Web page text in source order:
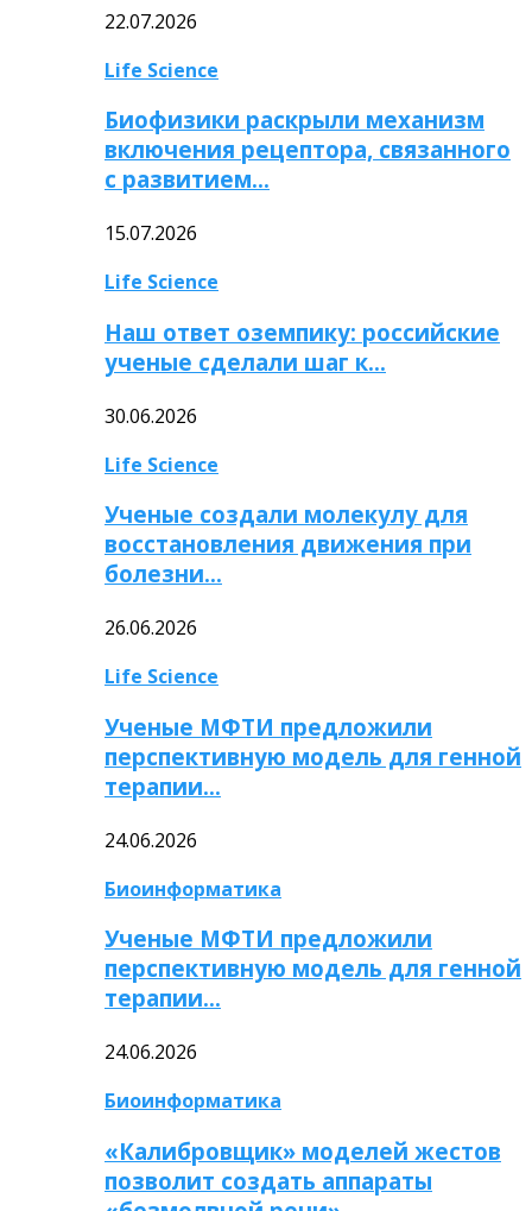
22.07.2026
Life Science
Биофизики раскрыли механизм
включения рецептора, связанного
с развитием…
15.07.2026
Life Science
Наш ответ оземпику: российские
ученые сделали шаг к…
30.06.2026
Life Science
Ученые создали молекулу для
восстановления движения при
болезни…
26.06.2026
Life Science
Ученые МФТИ предложили
перспективную модель для генной
терапии…
24.06.2026
Биоинформатика
Ученые МФТИ предложили
перспективную модель для генной
терапии…
24.06.2026
Биоинформатика
«Калибровщик» моделей жестов
позволит создать аппараты